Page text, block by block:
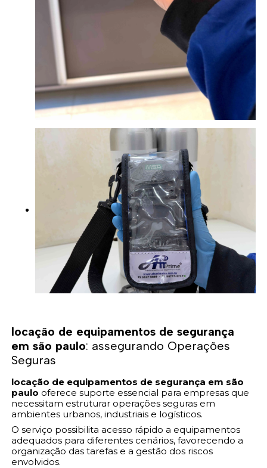
locação de equipamentos de segurança
em são paulo: assegurando Operações
Seguras
locação de equipamentos de segurança em são
paulo oferece suporte essencial para empresas que
necessitam estruturar operações seguras em
ambientes urbanos, industriais e logísticos.
O serviço possibilita acesso rápido a equipamentos
adequados para diferentes cenários, favorecendo a
organização das tarefas e a gestão dos riscos
envolvidos.